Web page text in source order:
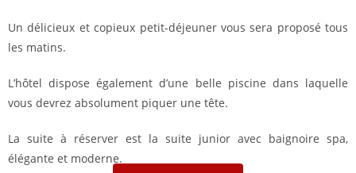
Un délicieux et copieux petit-déjeuner vous sera proposé tous
les matins.
L’hôtel dispose également d’une belle piscine dans laquelle
vous devrez absolument piquer une tête.
La suite à réserver est la suite junior avec baignoire spa,
élégante et moderne.